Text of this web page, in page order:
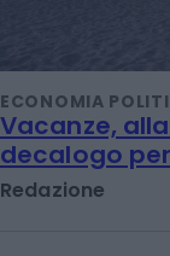
ECONOMIA
Vacanze,
decalogo
Redazione